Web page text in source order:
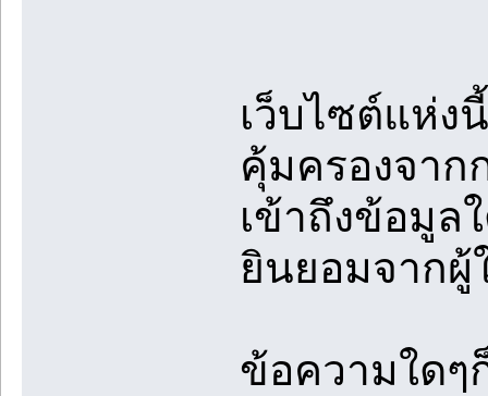
เว็บไซต์แห่ง
คุ้มครองจาก
เข้าถึงข้อมูล
ยินยอมจากผู้
ข้อความใดๆ